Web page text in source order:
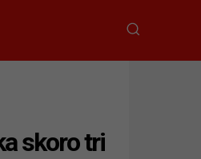
skoro tri